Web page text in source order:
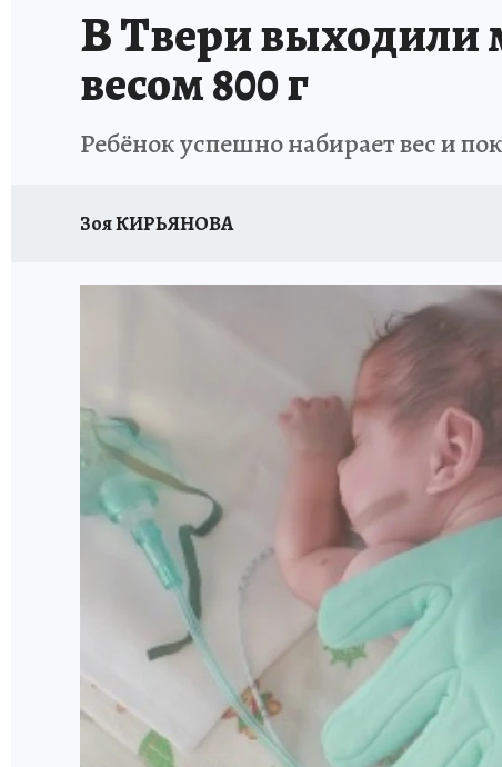
В Твери выходили
весом 800 г
Ребёнок успешно набирает вес и
Зоя КИРЬЯНОВА